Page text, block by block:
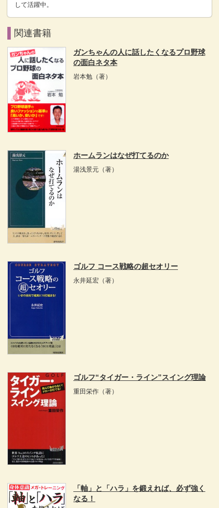
して活躍中。
関連書籍
ガンちゃんの人に話したくなるプロ野球
の面白ネタ本
岩本勉 （著）
ホームランはなぜ打てるのか
湯浅景元 （著）
ゴルフ コース戦略の超セオリー
永井延宏 （著）
ゴルフ“タイガー・ライン”スイング理論
重田栄作 （著）
「軸」と「ハラ」を鍛えれば、必ず強く
なる！